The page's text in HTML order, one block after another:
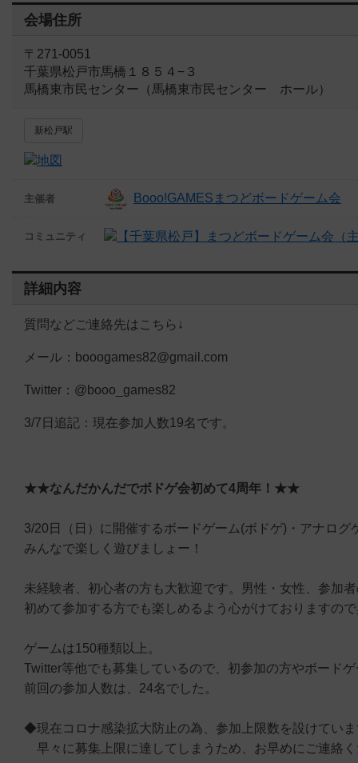
会場住所
〒271-0051
千葉県松戸市馬橋１８５４−３
馬橋東市民センター（馬橋東市民センター ホール）
新松戸駅
主催者 Booo!GAMESまつどボードゲーム会
コミュニティ
詳細内容
質問などご連絡先はこちら↓
メール：booogames82@gmail.com
Twitter：@booo_games82
3/7日追記：現在参加人数19名です。
★★なんだかんだでボドゲ会初めて4周年！★★
3/20日（日）に開催するボードゲーム(ボドゲ)・アナロ
みんなで楽しく遊びましょー！
未経験者、初心者の方も大歓迎です。男性・女性、参加
初めて参加する方でも楽しめるよう心がけておりますの
ゲームは150種類以上。
Twitter等他でも募集しているので、初参加の方やボード
前回の参加人数は、24名でした。
◆現在コロナ感染拡大防止の為、参加上限数を設けてい
早々に募集上限に達してしまうため、お早めにご連絡